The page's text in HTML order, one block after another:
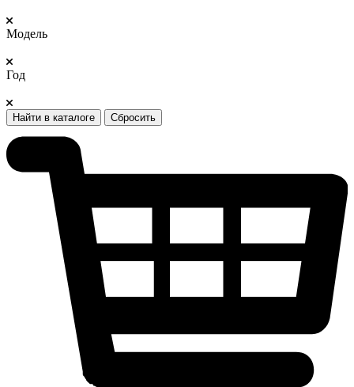
Модель
Год
Найти в каталоге Сбросить